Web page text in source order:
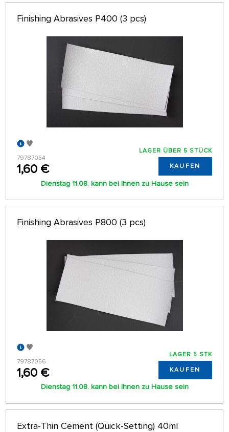
Finishing Abrasives P400 (3 pcs)
79787054
1,60 €
LAGER ÜBER 5 STÜCK
KAUFEN
Dienstag 11.08. kann bei Ihnen zu Hause sein
Finishing Abrasives P800 (3 pcs)
79787056
1,60 €
LAGER 5 STK
KAUFEN
Dienstag 11.08. kann bei Ihnen zu Hause sein
Extra-Thin Cement (Quick-Setting) 40ml